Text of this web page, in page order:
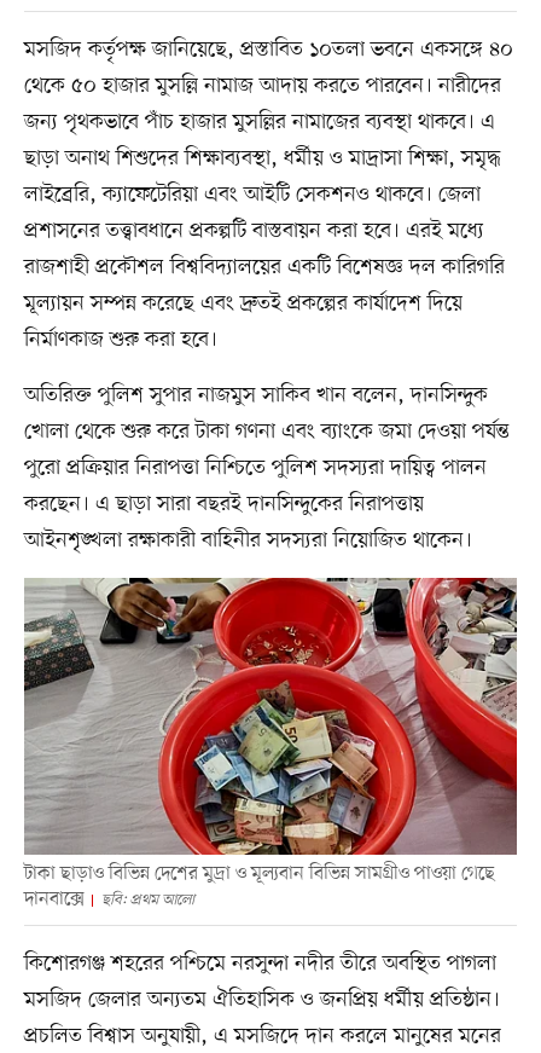
মসজিদ কর্তৃপক্ষ জানিয়েছে, প্রস্তাবিত ১০তলা ভবনে একসঙ্গে ৪০
থেকে ৫০ হাজার মুসল্লি নামাজ আদায় করতে পারবেন। নারীদের
জন্য পৃথকভাবে পাঁচ হাজার মুসল্লির নামাজের ব্যবস্থা থাকবে। এ
ছাড়া অনাথ শিশুদের শিক্ষাব্যবস্থা, ধর্মীয় ও মাদ্রাসা শিক্ষা, সমৃদ্ধ
লাইব্রেরি, ক্যাফেটেরিয়া এবং আইটি সেকশনও থাকবে। জেলা
প্রশাসনের তত্ত্বাবধানে প্রকল্পটি বাস্তবায়ন করা হবে। এরই মধ্যে
রাজশাহী প্রকৌশল বিশ্ববিদ্যালয়ের একটি বিশেষজ্ঞ দল কারিগরি
মূল্যায়ন সম্পন্ন করেছে এবং দ্রুতই প্রকল্পের কার্যাদেশ দিয়ে
নির্মাণকাজ শুরু করা হবে।
অতিরিক্ত পুলিশ সুপার নাজমুস সাকিব খান বলেন, দানসিন্দুক
খোলা থেকে শুরু করে টাকা গণনা এবং ব্যাংকে জমা দেওয়া পর্যন্ত
পুরো প্রক্রিয়ার নিরাপত্তা নিশ্চিতে পুলিশ সদস্যরা দায়িত্ব পালন
করছেন। এ ছাড়া সারা বছরই দানসিন্দুকের নিরাপত্তায়
আইনশৃঙ্খলা রক্ষাকারী বাহিনীর সদস্যরা নিয়োজিত থাকেন।
টাকা ছাড়াও বিভিন্ন দেশের মুদ্রা ও মূল্যবান বিভিন্ন সামগ্রীও পাওয়া গেছে
দানবাক্সে
ছবি: প্রথম আলো
কিশোরগঞ্জ শহরের পশ্চিমে নরসুন্দা নদীর তীরে অবস্থিত পাগলা
মসজিদ জেলার অন্যতম ঐতিহাসিক ও জনপ্রিয় ধর্মীয় প্রতিষ্ঠান।
প্রচলিত বিশ্বাস অনুযায়ী, এ মসজিদে দান করলে মানুষের মনের